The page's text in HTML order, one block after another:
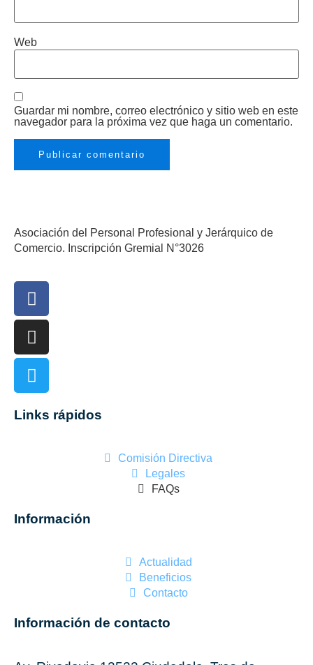
Web
Guardar mi nombre, correo electrónico y sitio web en este
navegador para la próxima vez que haga un comentario.
Asociación del Personal Profesional y Jerárquico de
Comercio. Inscripción Gremial N°3026
Links rápidos
Comisión Directiva
Legales
FAQs
Información
Actualidad
Beneficios
Contacto
Información de contacto